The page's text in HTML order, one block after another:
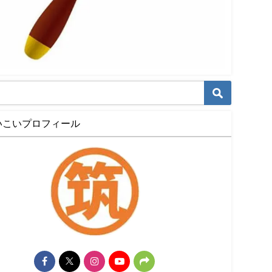
こいプロフィール